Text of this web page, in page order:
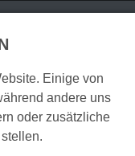
Einige von
andere uns
oder zusätzliche